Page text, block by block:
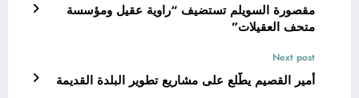
مقصورة السويلم تستضيف “راوية عقيل ومؤسسة
متحف العقيلات”
Next post
أمير القصيم يطّلع على مشاريع تطوير البلدة القديمة